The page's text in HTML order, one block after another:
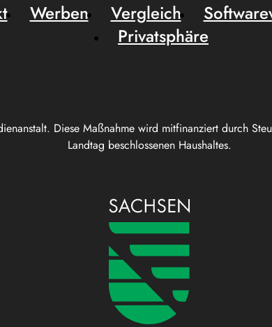
Diese Maßnahme wird mitfinanziert durch
Landtag beschlossenen Haushaltes.
Werben Vergleich
Privatsphäre